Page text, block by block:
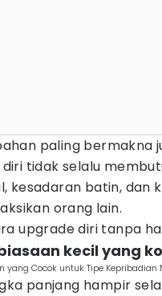
paling bermakna
tidak selalu
kesadaran batin, dan
orang lain.
upgrade diri tanpa
kecil yang
yang Cocok untuk Tipe
panjang hampir